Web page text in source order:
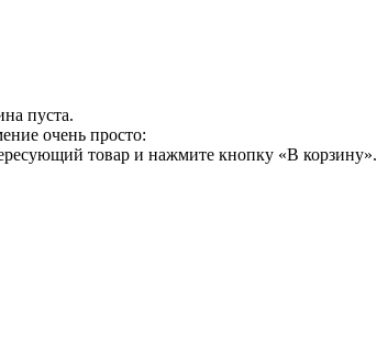
пуста.
очень просто:
товар и нажмите кнопку «В корзину».